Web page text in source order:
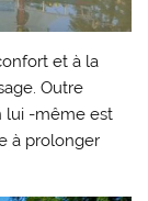
et à la
Outre
lui -même est
à prolonger